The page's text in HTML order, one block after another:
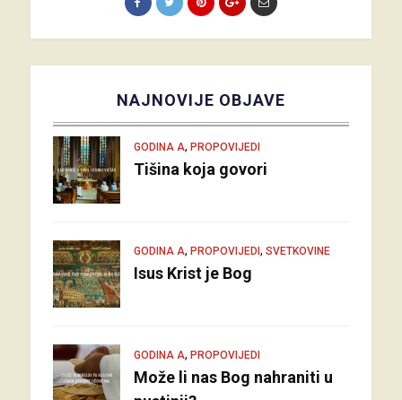
NAJNOVIJE OBJAVE
GODINA A, PROPOVIJEDI
Tišina koja govori
GODINA A, PROPOVIJEDI, SVETKOVINE
Isus Krist je Bog
GODINA A, PROPOVIJEDI
Može li nas Bog nahraniti u